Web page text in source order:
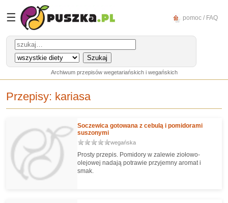
☰ pomoc / FAQ
Archiwum przepisów wegetariańskich i wegańskich
Przepisy: kariasa
Soczewica gotowana z cebulą i pomidorami
suszonymi
wegańska
Prosty przepis. Pomidory w zalewie ziołowo-
olejowej nadają potrawie przyjemny aromat i
smak.